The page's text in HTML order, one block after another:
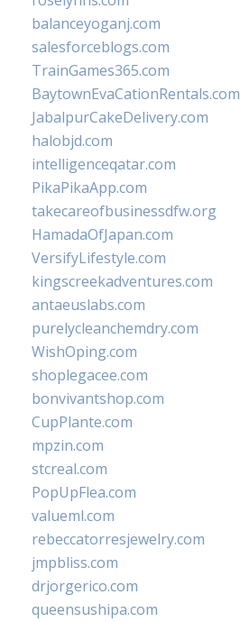
balanceyoganj.com
salesforceblogs.com
TrainGames365.com
BaytownEvaCationRentals.com
JabalpurCakeDelivery.com
halobjd.com
intelligenceqatar.com
PikaPikaApp.com
takecareofbusinessdfw.org
HamadaOfJapan.com
VersifyLifestyle.com
kingscreekadventures.com
antaeuslabs.com
purelycleanchemdry.com
WishOping.com
shoplegacee.com
bonvivantshop.com
CupPlante.com
mpzin.com
stcreal.com
PopUpFlea.com
valueml.com
rebeccatorresjewelry.com
jmpbliss.com
drjorgerico.com
queensushipa.com